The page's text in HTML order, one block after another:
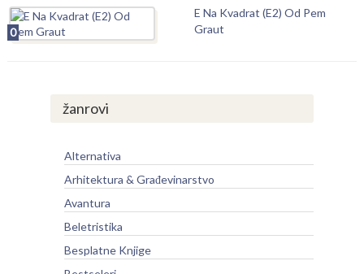
0
E Na Kvadrat (E2) Od Pem
Graut
žanrovi
Alternativa
Arhitektura & Građevinarstvo
Avantura
Beletristika
Besplatne Knjige